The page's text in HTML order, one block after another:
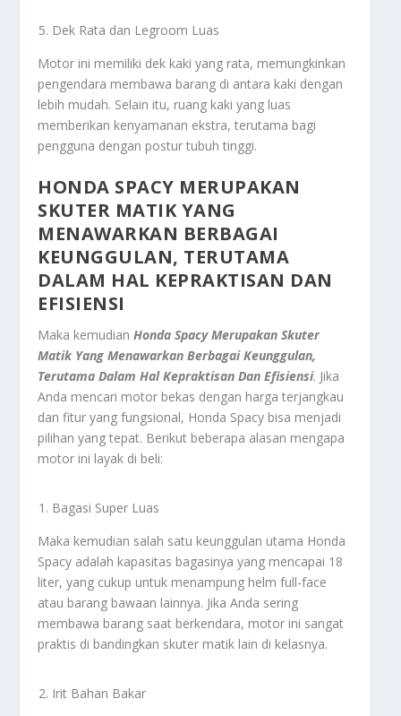
Dek Rata dan Legroom Luas
Motor ini memiliki dek kaki yang rata, memungkinkan
pengendara membawa barang di antara kaki dengan
lebih mudah. Selain itu, ruang kaki yang luas
memberikan kenyamanan ekstra, terutama bagi
pengguna dengan postur tubuh tinggi.
HONDA SPACY MERUPAKAN
SKUTER MATIK YANG
MENAWARKAN BERBAGAI
KEUNGGULAN, TERUTAMA
DALAM HAL KEPRAKTISAN DAN
EFISIENSI
Maka kemudian Honda Spacy Merupakan Skuter
Matik Yang Menawarkan Berbagai Keunggulan,
Terutama Dalam Hal Kepraktisan Dan Efisiensi. Jika
Anda mencari motor bekas dengan harga terjangkau
dan fitur yang fungsional, Honda Spacy bisa menjadi
pilihan yang tepat. Berikut beberapa alasan mengapa
motor ini layak di beli:
Bagasi Super Luas
Maka kemudian salah satu keunggulan utama Honda
Spacy adalah kapasitas bagasinya yang mencapai 18
liter, yang cukup untuk menampung helm full-face
atau barang bawaan lainnya. Jika Anda sering
membawa barang saat berkendara, motor ini sangat
praktis di bandingkan skuter matik lain di kelasnya.
Irit Bahan Bakar